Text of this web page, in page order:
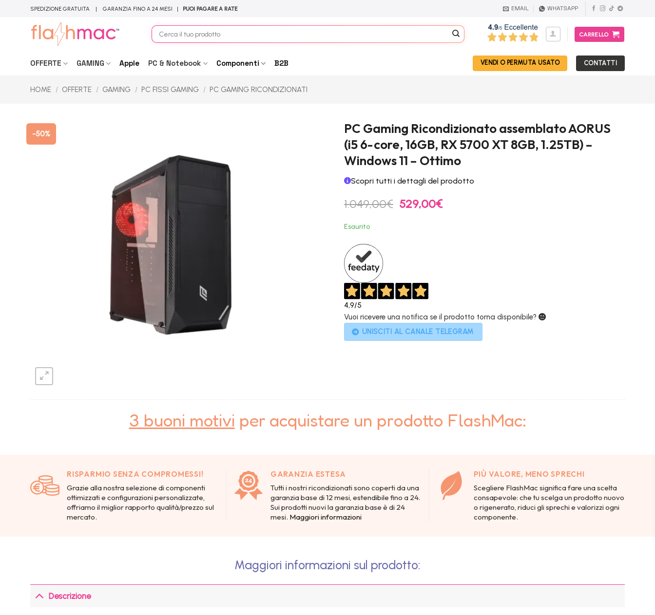
SPEDIZIONE GRATUITA | GARANZIA FINO A 24 MESI | PUOI PAGARE A RATE EMAIL WHATSAPP
Cerca:
CARRELLO
OFFERTE GAMING Apple PC & Notebook Componenti B2B VENDI O PERMUTA USATO CONTATTI
HOME / OFFERTE / GAMING / PC FISSI GAMING / PC GAMING RICONDIZIONATI
-50%
PC Gaming Ricondizionato assemblato AORUS
(i5 6-core, 16GB, RX 5700 XT 8GB, 1.25TB) –
Windows 11 – Ottimo
Scopri tutti i dettagli del prodotto
1.049,00€ Il
prezzo
529,00€Il
prezzo
Esaurito
4,9/5
Vuoi ricevere una notifica se il prodotto torna disponibile?
UNISCITI AL CANALE TELEGRAM
3 buoni motivi per acquistare un prodotto FlashMac:
RISPARMIO SENZA COMPROMESSI!
Grazie alla nostra selezione di componenti
ottimizzati e configurazioni personalizzate,
offriamo il miglior rapporto qualità/prezzo sul
mercato.
GARANZIA ESTESA
Tutti i nostri ricondizionati sono coperti da una
garanzia base di 12 mesi, estendibile fino a 24.
Sui prodotti nuovi la garanzia base è di 24
mesi. Maggiori informazioni
PIÙ VALORE, MENO SPRECHI
Scegliere FlashMac significa fare una scelta
consapevole: che tu scelga un prodotto nuovo
o rigenerato, riduci gli sprechi e valorizzi ogni
componente.
Maggiori informazioni sul prodotto:
Descrizione